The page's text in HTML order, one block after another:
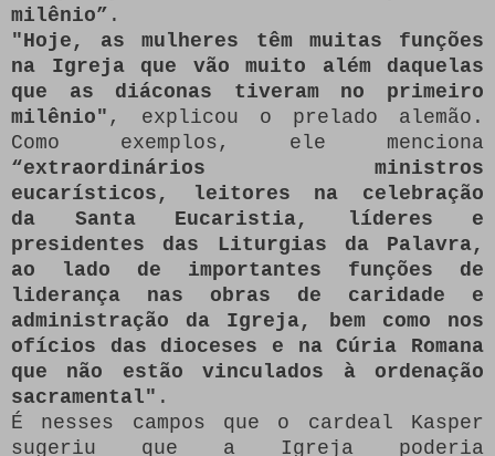
milênio” .
"Hoje, as mulheres têm muitas funções
na Igreja que vão muito além daquelas
que as diáconas tiveram no primeiro
milênio" , explicou o prelado alemão.
Como exemplos, ele menciona
“extraordinários ministros
eucarísticos, leitores na celebração
da Santa Eucaristia, líderes e
presidentes das Liturgias da Palavra,
ao lado de importantes funções de
liderança nas obras de caridade e
administração da Igreja, bem como nos
ofícios das dioceses e na Cúria Romana
que não estão vinculados à ordenação
sacramental" .
É nesses campos que o cardeal Kasper
sugeriu que a Igreja poderia